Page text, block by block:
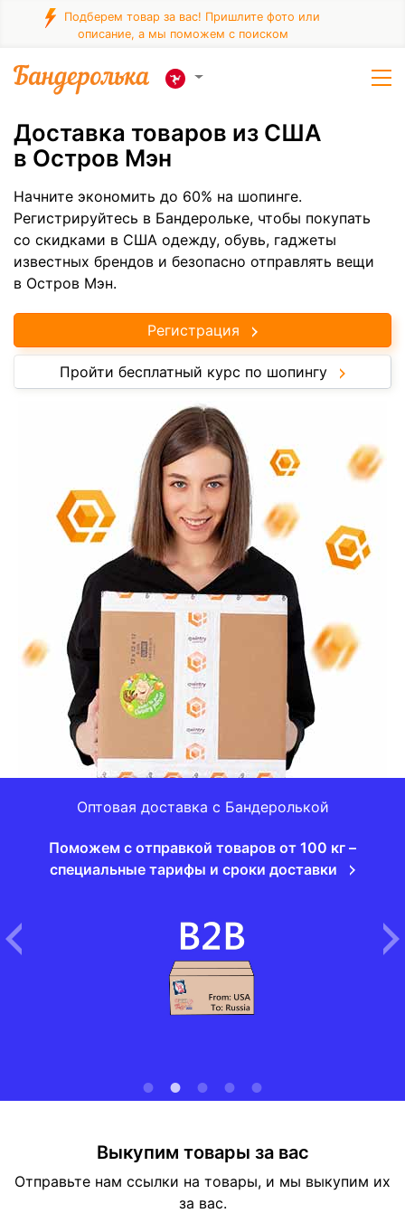
Подберем товар за вас! Пришлите фото или
описание, а мы поможем с поиском
Доставка товаров из США
в Остров Мэн
Начните экономить до 60% на шопинге.
Регистрируйтесь в Бандерольке, чтобы покупать
со скидками в США одежду, обувь, гаджеты
известных брендов и безопасно отправлять вещи
в Остров Мэн.
Регистрация
Пройти бесплатный курс по шопингу
Оптовая доставка с Бандеролькой
Поможем с отправкой товаров от 100 кг –
специальные тарифы и сроки доставки
Выкупим товары за вас
Отправьте нам ссылки на товары, и мы выкупим их
за вас.